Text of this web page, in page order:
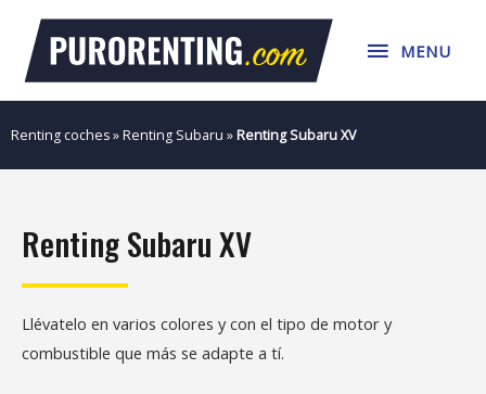
contenido
MENU
MENU
Renting coches»Renting Subaru »Renting Subaru XV
Renting Subaru XV
Llévatelo en varios colores y con el tipo de motor y
combustible que más se adapte a tí.